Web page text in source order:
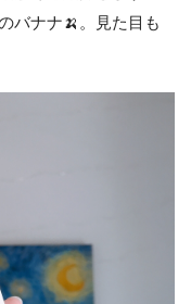
バナナ🍌。見た目も